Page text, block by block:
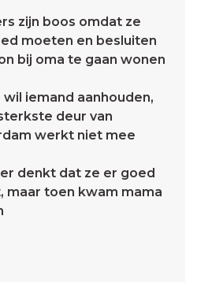
zijn boos omdat ze
moeten en besluiten
bij oma te gaan wonen
wil iemand aanhouden,
deur van
werkt niet mee
denkt dat ze er goed
maar toen kwam mama